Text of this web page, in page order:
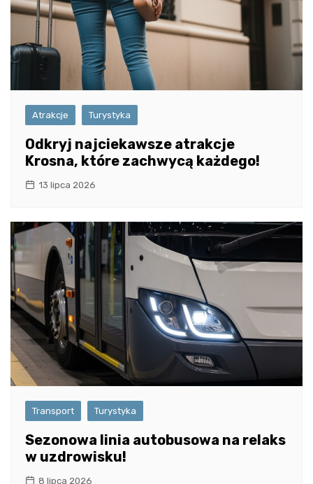
Atrakcje Turystyka
Odkryj najciekawsze atrakcje
Krosna, które zachwycą każdego!
13 lipca 2026
Transport Turystyka
Sezonowa linia autobusowa na relaks
w uzdrowisku!
8 lipca 2026